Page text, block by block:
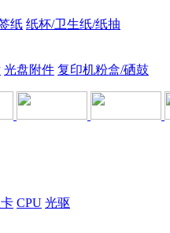
纸 纸杯/卫生纸/纸抽
光盘附件 复印机粉盒/硒鼓
CPU 光驱